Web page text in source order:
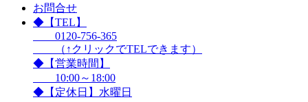
お問合せ
◆【TEL】
0120-756-365
（↑クリックでTELできます）
◆【営業時間】
10:00～18:00
◆【定休日】水曜日